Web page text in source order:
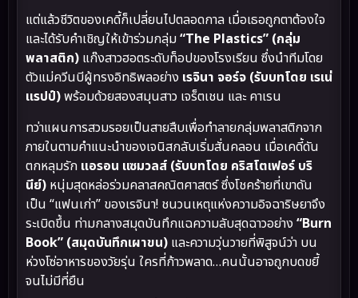
แต่แล้วชีวิตของเคดี้ก็เปลี่ยนไปตลอดกาล เมื่อเธอถูกตาต้องใจ
และได้รับคำเชิญให้เข้าร่วมกลุ่ม“The Plastics” (กลุ่ม
พลาสติก) แก๊งสาวฮอตระดับท็อปของโรงเรียน ซึ่งนำทีมโดย
ตัวแม่ควีนบีผู้ทรงอิทธิพลอย่าง เรจินา จอร์จ (รับบทโดย เรเน่
แรปป์)พร้อมด้วยสองสมุนสาว เจร็ตเชน และ คาเรน
ทว่าแผนการสวมรอยเป็นสายสืบเพื่อทำลายกลุ่มพลาสติกจาก
ภายในตามคำแนะนำของเจนิสกลับเริ่มสั่นคลอน เมื่อเคดี้ดัน
ตกหลุมรัก แอรอน แซมวลส์ (รับบทโดย คริสโตเฟอร์ บริ
นีย์) หนุ่มสุดหล่อร่วมคลาสคณิตศาสตร์ ซึ่งโชคร้ายที่เขาดัน
เป็น “แฟนเก่า” ของเรจินา! ชนวนเหตุแห่งความอิจฉาริษยาจึง
ระเบิดขึ้น ท่ามกลางสมุดบันทึกแฉความลับสุดฉาวอย่าง “Burn
Book” (สมุดบันทึกเผาขน) และความวุ่นวายที่พิสูจน์ว่า บน
ห่วงโซ่อาหารของวัยรุ่น ใครที่ก้าวพลาด…คนนั้นอาจถูกบดขยี้
จนไม่มีที่ยืน